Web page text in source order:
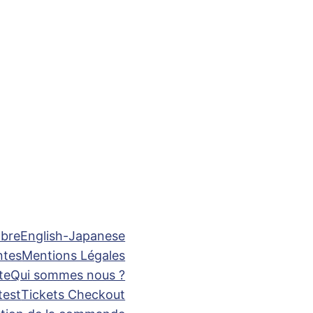
English-Japanese
Mentions Légales
Qui sommes nous ?
Tickets Checkout